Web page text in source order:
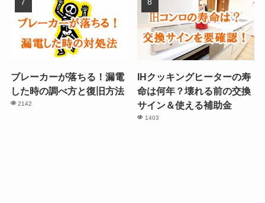
ブレーカーが落ちる！漏電
した時の調べ方と復旧方法
2142
IHクッキングヒーターの寿
命は何年？壊れる前の交換
サイン＆使える補助金
1403